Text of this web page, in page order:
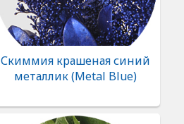
Скиммия крашеная синий
металлик (Metal Blue)